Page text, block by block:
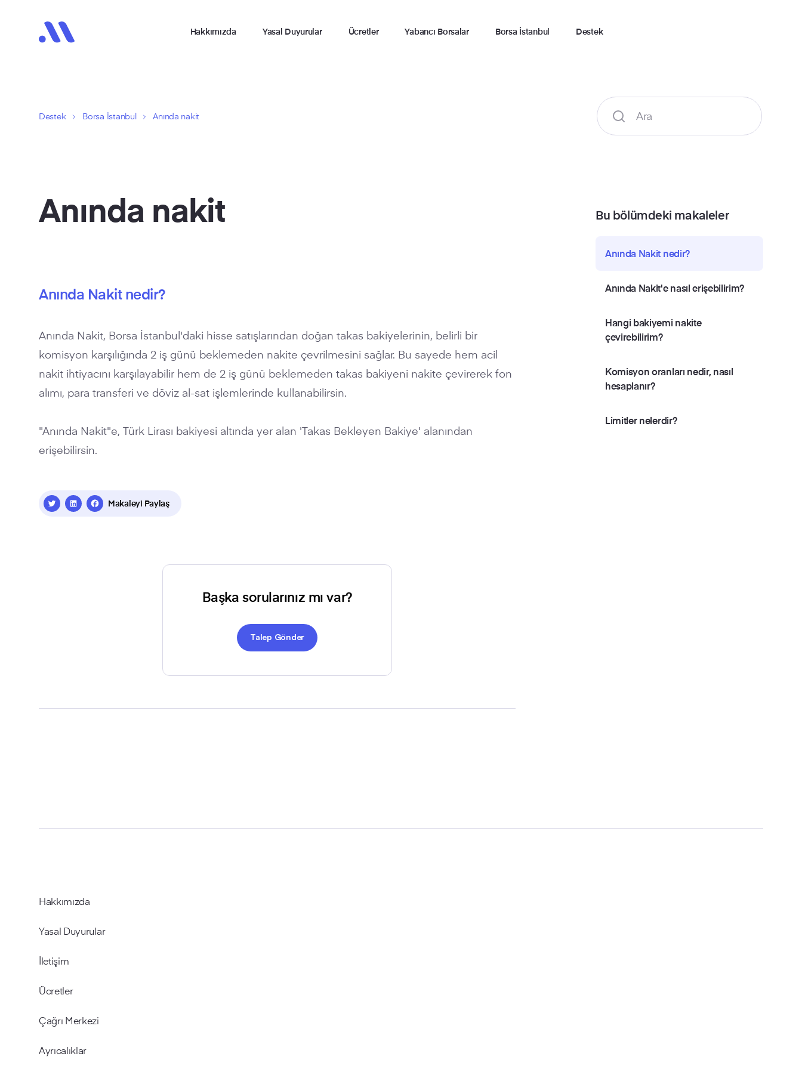
Hakkımızda Yasal Duyurular Ücretler Yabancı Borsalar Borsa İstanbul Destek
Destek Borsa İstanbul Anında nakit
Anında nakit
Anında Nakit nedir?
Anında Nakit, Borsa İstanbul'daki hisse satışlarından doğan takas bakiyelerinin, belirli bir
komisyon karşılığında 2 iş günü beklemeden nakite çevrilmesini sağlar. Bu sayede hem acil
nakit ihtiyacını karşılayabilir hem de 2 iş günü beklemeden takas bakiyeni nakite çevirerek fon
alımı, para transferi ve döviz al-sat işlemlerinde kullanabilirsin.
"Anında Nakit"e, Türk Lirası bakiyesi altında yer alan 'Takas Bekleyen Bakiye' alanından
erişebilirsin.
Makaleyi Paylaş
Başka sorularınız mı var?
Talep Gönder
Bu bölümdeki makaleler
Anında Nakit nedir?
Anında Nakit'e nasıl erişebilirim?
Hangi bakiyemi nakite
çevirebilirim?
Komisyon oranları nedir, nasıl
hesaplanır?
Limitler nelerdir?
Hakkımızda
Yasal Duyurular
İletişim
Ücretler
Çağrı Merkezi
Ayrıcalıklar